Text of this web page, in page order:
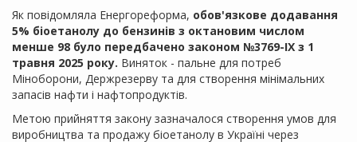
Як повідомляла Енергореформа, обов'язкове додавання
5% біоетанолу до бензинів з октановим числом
менше 98 було передбачено законом №3769-IX з 1
травня 2025 року. Виняток - пальне для потреб
Міноборони, Держрезерву та для створення мінімальних
запасів нафти і нафтопродуктів.
Метою прийняття закону зазначалося створення умов для
виробництва та продажу біоетанолу в Україні через